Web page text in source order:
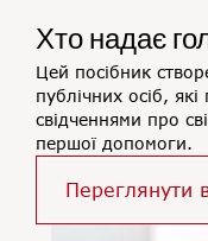
Хто надає
Цей посібник
публічних осіб,
свідченнями про
першої допомоги.
Переглянути